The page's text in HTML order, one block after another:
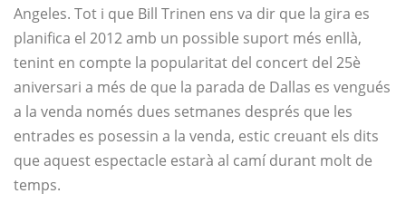
Angeles. Tot i que Bill Trinen ens va dir que la gira es
planifica el 2012 amb un possible suport més enllà,
tenint en compte la popularitat del concert del 25è
aniversari a més de que la parada de Dallas es vengués
a la venda només dues setmanes després que les
entrades es posessin a la venda, estic creuant els dits
que aquest espectacle estarà al camí durant molt de
temps.